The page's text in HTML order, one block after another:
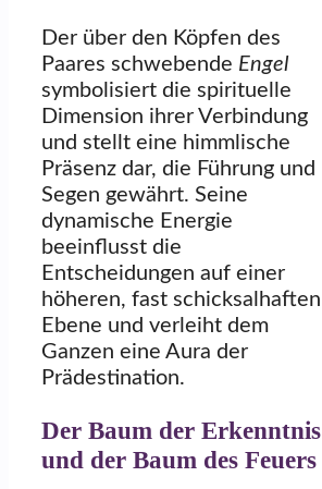
Der über den Köpfen des
Paares schwebende Engel
symbolisiert die spirituelle
Dimension ihrer Verbindung
und stellt eine himmlische
Präsenz dar, die Führung und
Segen gewährt. Seine
dynamische Energie
beeinflusst die
Entscheidungen auf einer
höheren, fast schicksalhaften
Ebene und verleiht dem
Ganzen eine Aura der
Prädestination.
Der Baum der Erkenntnis
und der Baum des Feuers